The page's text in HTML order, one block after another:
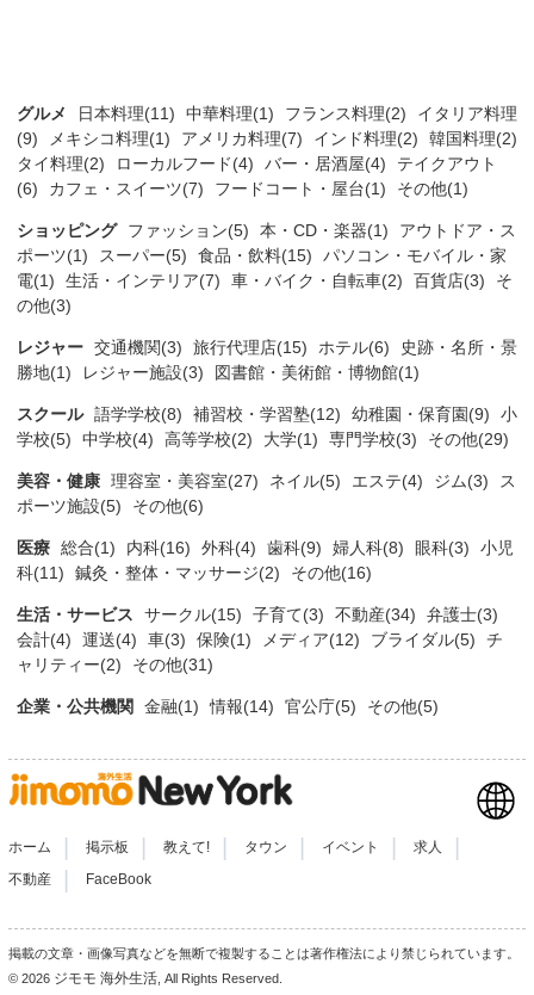
グルメ 日本料理(11) 中華料理(1) フランス料理(2)
イタリア料理
(9)
メキシコ料理(1) アメリカ料理(7) インド料理(2)
韓国料理(2)
タイ料理(2)
ローカルフード(4) バー・居酒屋(4)
テイクアウト
(6)
カフェ・スイーツ(7) フードコート・屋台(1) その他(1)
ショッピング ファッション(5) 本・CD・楽器(1)
アウトドア・ス
ポーツ(1)
スーパー(5) 食品・飲料(15)
パソコン・モバイル・家
電(1)
生活・インテリア(7) 車・バイク・自転車(2) 百貨店(3)
そ
の他(3)
レジャー 交通機関(3) 旅行代理店(15) ホテル(6)
史跡・名所・景
勝地(1)
レジャー施設(3) 図書館・美術館・博物館(1)
スクール 語学学校(8) 補習校・学習塾(12) 幼稚園・保育園(9)
小
学校(5)
中学校(4) 高等学校(2) 大学(1) 専門学校(3) その他(29)
美容・健康 理容室・美容室(27) ネイル(5) エステ(4) ジム(3)
ス
ポーツ施設(5)
その他(6)
医療 総合(1) 内科(16) 外科(4) 歯科(9) 婦人科(8) 眼科(3)
小児
科(11)
鍼灸・整体・マッサージ(2) その他(16)
生活・サービス サークル(15) 子育て(3) 不動産(34)
弁護士(3)
会計(4)
運送(4) 車(3) 保険(1) メディア(12) ブライダル(5)
チ
ャリティー(2)
その他(31)
企業・公共機関 金融(1) 情報(14) 官公庁(5) その他(5)
ホーム 掲示板 教えて! タウン イベント 求人
不動産 FaceBook
掲載の文章・画像写真などを無断で複製することは著作権法により禁じられています。
© 2026 ジモモ 海外生活 , All Rights Reserved.